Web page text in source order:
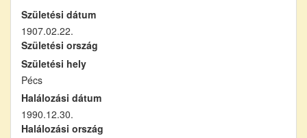
Születési dátum
1907.02.22.
Születési ország
Születési hely
Pécs
Halálozási dátum
1990.12.30.
Halálozási ország